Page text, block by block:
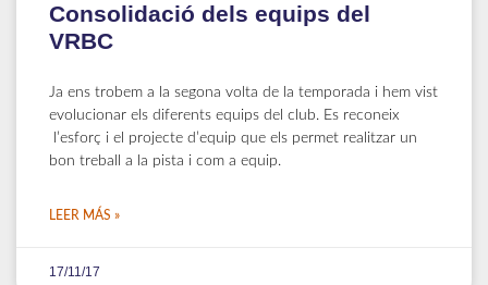
Consolidació dels equips del
VRBC
Ja ens trobem a la segona volta de la temporada i hem vist
evolucionar els diferents equips del club. Es reconeix
l’esforç i el projecte d’equip que els permet realitzar un
bon treball a la pista i com a equip.
LEER MÁS »
17/11/17